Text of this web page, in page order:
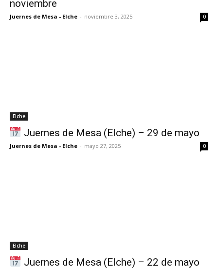
noviembre
Juernes de Mesa - Elche - noviembre 3, 2025 0
Elche
Juernes de Mesa (Elche) – 29 de mayo
Juernes de Mesa - Elche - mayo 27, 2025 0
Elche
Juernes de Mesa (Elche) – 22 de mayo